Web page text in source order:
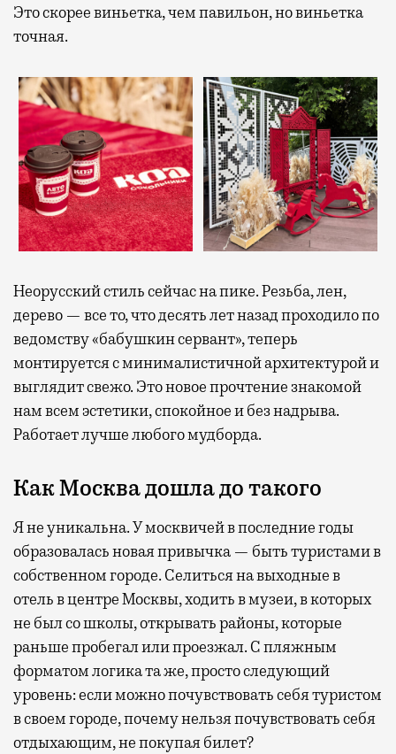
Это скорее виньетка, чем павильон, но виньетка
точная.
Неорусский стиль сейчас на пике. Резьба, лен,
дерево — все то, что десять лет назад проходило по
ведомству «бабушкин сервант», теперь
монтируется с минималистичной архитектурой и
выглядит свежо. Это новое прочтение знакомой
нам всем эстетики, спокойное и без надрыва.
Работает лучше любого мудборда.
Как Москва дошла до такого
Я не уникальна. У москвичей в последние годы
образовалась новая привычка — быть туристами в
собственном городе. Селиться на выходные в
отель в центре Москвы, ходить в музеи, в которых
не был со школы, открывать районы, которые
раньше пробегал или проезжал. С пляжным
форматом логика та же, просто следующий
уровень: если можно почувствовать себя туристом
в своем городе, почему нельзя почувствовать себя
отдыхающим, не покупая билет?